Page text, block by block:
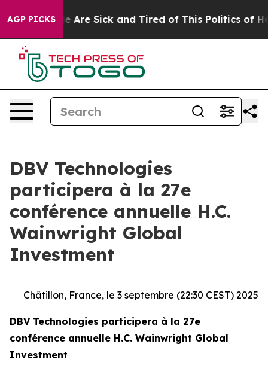
AGP PICKS
“People Are Sick and Tired of This Politics of
DBV Technologies
participera à la 27e
conférence annuelle H.C.
Wainwright Global
Investment
Châtillon, France, le 3 septembre (22:30 CEST) 2025
DBV Technologies participera à la 27e
conférence annuelle H.C. Wainwright Global
Investment